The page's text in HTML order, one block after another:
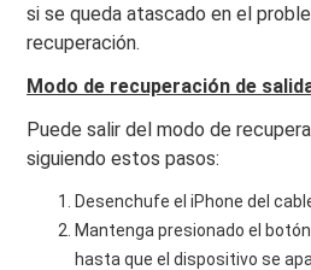
si se queda atascado en el
recuperación.
Modo de recuperación de
Puede salir del modo de
siguiendo estos pasos:
Desenchufe el iPhone del
Mantenga presionado el
hasta que el dispositivo se